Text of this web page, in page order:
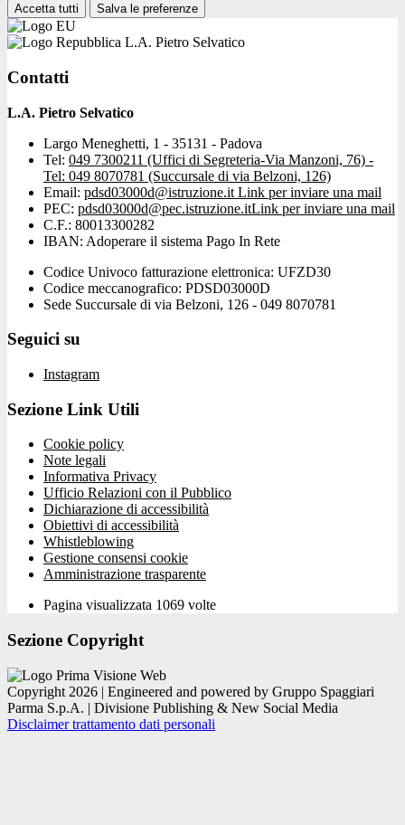
Accetta tutti Salva le preferenze
L.A. Pietro Selvatico
Contatti
L.A. Pietro Selvatico
Largo Meneghetti, 1 - 35131 - Padova
Tel: 049 7300211 (Uffici di Segreteria-Via Manzoni, 76) -
Tel: 049 8070781 (Succursale di via Belzoni, 126)
Email: pdsd03000d@istruzione.it Link per inviare una mail
PEC: pdsd03000d@pec.istruzione.itLink per inviare una mail
C.F.: 80013300282
IBAN: Adoperare il sistema Pago In Rete
Codice Univoco fatturazione elettronica: UFZD30
Codice meccanografico: PDSD03000D
Sede Succursale di via Belzoni, 126 - 049 8070781
Seguici su
Instagram
Sezione Link Utili
Cookie policy
Note legali
Informativa Privacy
Ufficio Relazioni con il Pubblico
Dichiarazione di accessibilità
Obiettivi di accessibilità
Whistleblowing
Gestione consensi cookie
Amministrazione trasparente
Pagina visualizzata 1069 volte
Sezione Copyright
Copyright 2026 | Engineered and powered by Gruppo Spaggiari
Parma S.p.A. | Divisione Publishing & New Social Media
Disclaimer trattamento dati personali